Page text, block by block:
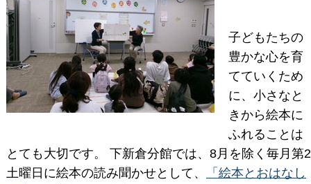
子どもたちの
豊かな心を育
てていくため
に、小さなと
きから絵本に
ふれることは
とても大切です。 下新倉分館では、8月を除く毎月第2
土曜日に絵本の読み聞かせとして、
「絵本とおはなし